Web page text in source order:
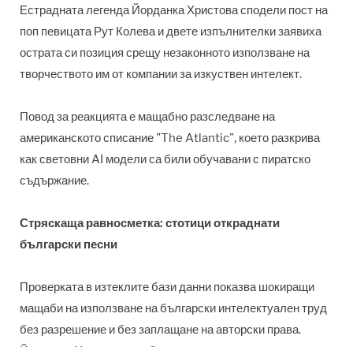
Естрадната легенда Йорданка Христова сподели пост на
поп певицата Рут Колева и двете изпълнителки заявиха
острата си позиция срещу незаконното използване на
творчеството им от компании за изкуствен интелект.
Повод за реакцията е мащабно разследване на
американското списание "The Atlantic", което разкрива
как световни AI модели са били обучавани с пиратско
съдържание.
Стряскаща равносметка: стотици откраднати
български песни
Проверката в изтеклите бази данни показва шокиращи
мащаби на използване на български интелектуален труд
без разрешение и без заплащане на авторски права.